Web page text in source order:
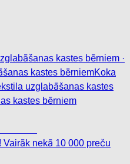
kastes bērniem ·
kastes bērniemKoka
uzglabāšanas kastes
kastes bērniem
Vairāk nekā 10 000 preču